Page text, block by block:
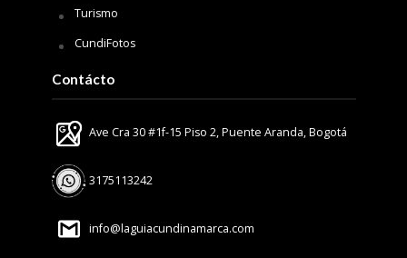
Turismo
CundiFotos
Contácto
Ave Cra 30 #1f-15 Piso 2, Puente Aranda, Bogotá
3175113242
info@laguiacundinamarca.com